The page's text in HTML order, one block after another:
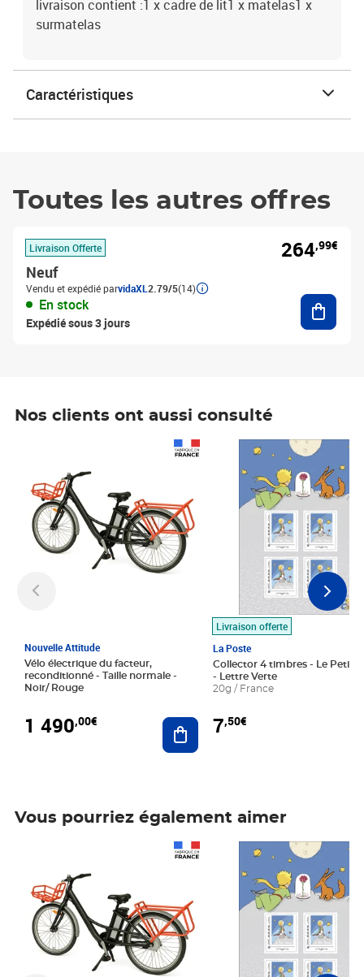
livraison contient :1 x cadre de lit1 x matelas1 x
surmatelas
Caractéristiques
Toutes les autres offres
Livraison Offerte
Neuf
Vendu et expédié parvidaXL 2.79/5(14)
En stock
Expédié sous 3 jours
264,99€
Nos clients ont aussi consulté
Nouvelle Attitude
Vélo électrique du facteur,
reconditionné - Taille normale -
Noir/ Rouge
1 490,00€ Ajouter au panier
Livraison offerte
La Poste
Collector 4 timbres - Le Petit
- Lettre Verte
20g / France
7,50€
Prix 7,50€
Vous pourriez également aimer
Prix 7,50€